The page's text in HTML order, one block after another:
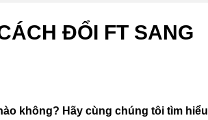
ĐỔI FT SANG
không? Hãy cùng chúng tôi tìm hiểu